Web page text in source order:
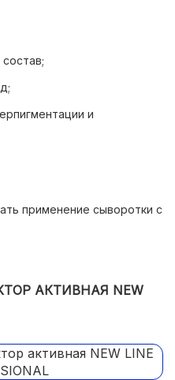
и
применение сыворотки с
АКТИВНАЯ NEW